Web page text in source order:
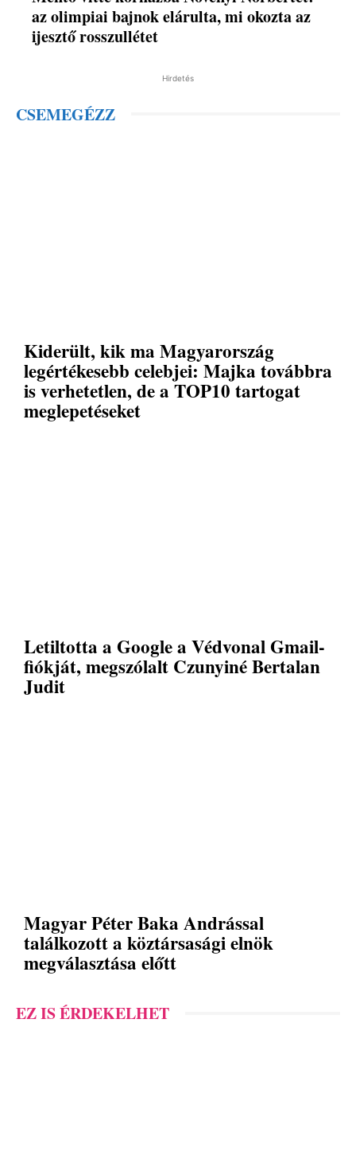
az olimpiai bajnok elárulta, mi okozta az
ijesztő rosszullétet
Hirdetés
CSEMEGÉZZ
Kiderült, kik ma Magyarország
legértékesebb celebjei: Majka továbbra
is verhetetlen, de a TOP10 tartogat
meglepetéseket
Letiltotta a Google a Védvonal Gmail-
fiókját, megszólalt Czunyiné Bertalan
Judit
Magyar Péter Baka Andrással
találkozott a köztársasági elnök
megválasztása előtt
EZ IS ÉRDEKELHET